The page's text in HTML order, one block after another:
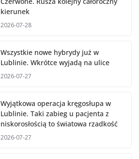
kierunek
2026-07-28
Wszystkie nowe hybrydy już w
Lublinie. Wkrótce wyjadą na ulice
2026-07-27
Wyjątkowa operacja kręgosłupa w
Lublinie. Taki zabieg u pacjenta z
niskorosłością to światowa rzadkość
2026-07-27